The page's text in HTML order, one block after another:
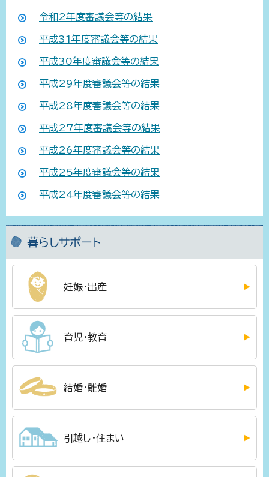
令和2年度審議会等の結果
平成31年度審議会等の結果
平成30年度審議会等の結果
平成29年度審議会等の結果
平成28年度審議会等の結果
平成27年度審議会等の結果
平成26年度審議会等の結果
平成25年度審議会等の結果
平成24年度審議会等の結果
暮らしサポート
妊娠・出産
育児・教育
結婚・離婚
引越し・住まい